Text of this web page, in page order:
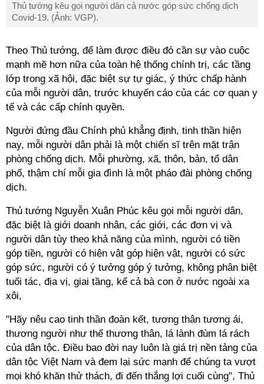
Thủ tướng kêu gọi người dân cả nước góp sức chống dịch
Covid-19. (Ảnh: VGP).
Theo Thủ tướng, để làm được điều đó cần sự vào cuộc
mạnh mẽ hơn nữa của toàn hệ thống chính trị, các tầng
lớp trong xã hội, đặc biệt sự tự giác, ý thức chấp hành
của mỗi người dân, trước khuyến cáo của các cơ quan y
tế và các cấp chính quyền.
Người đứng đầu Chính phủ khẳng định, tinh thần hiện
nay, mỗi người dân phải là một chiến sĩ trên mặt trận
phòng chống dịch. Mỗi phường, xã, thôn, bản, tổ dân
phố, thậm chí mỗi gia đình là một pháo đài phòng chống
dịch.
Thủ tướng Nguyễn Xuân Phúc kêu gọi mỗi người dân,
đặc biệt là giới doanh nhân, các giới, các đơn vị và
người dân tùy theo khả năng của mình, người có tiền
góp tiền, người có hiện vật góp hiện vật, người có sức
góp sức, người có ý tưởng góp ý tưởng, không phân biệt
tuổi tác, địa vị, giai tầng, kể cả bà con ở nước ngoài xa
xôi,
"Hãy nêu cao tinh thần đoàn kết, tương thân tương ái,
thương người như thể thương thân, lá lành đùm lá rách
của dân tộc. Điều bao đời nay luôn là giá trị nền tảng của
dân tộc Việt Nam và đem lại sức mạnh để chúng ta vượt
mọi khó khăn thử thách, đi đến thắng lợi cuối cùng", Thủ